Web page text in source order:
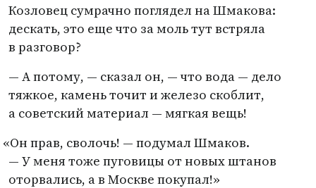
Козловец сумрачно поглядел на Шмакова:
дескать, это еще что за моль тут встряла
в разговор?
— А потому, — сказал он, — что вода — дело
тяжкое, камень точит и железо скоблит,
а советский материал — мягкая вещь!
«Он прав, сволочь! — подумал Шмаков.
— У меня тоже пуговицы от новых штанов
оторвались, а в Москве покупал!»